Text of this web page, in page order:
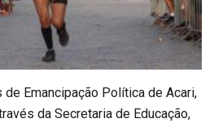
de Emancipação Política de Acari,
da Secretaria de Educação,